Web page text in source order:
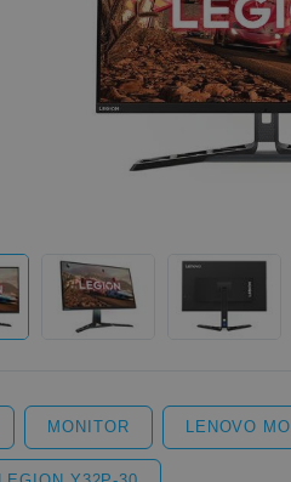
MONITOR LENOVO